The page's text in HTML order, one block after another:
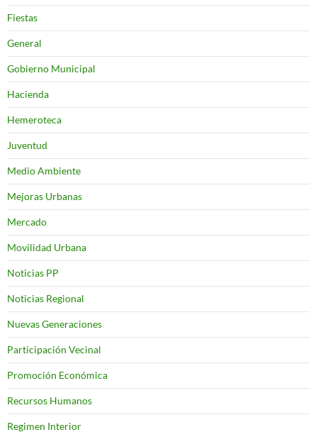
Fiestas
General
Gobierno Municipal
Hacienda
Hemeroteca
Juventud
Medio Ambiente
Mejoras Urbanas
Mercado
Movilidad Urbana
Noticias PP
Noticias Regional
Nuevas Generaciones
Participación Vecinal
Promoción Económica
Recursos Humanos
Regimen Interior